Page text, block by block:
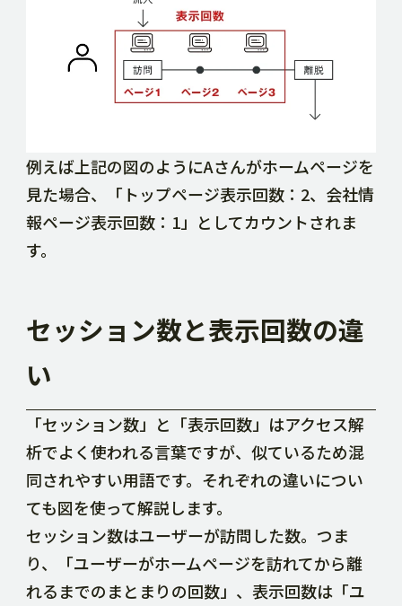
例えば上記の図のようにAさんがホームページを
見た場合、「トップページ表示回数：2、会社情
報ページ表示回数：1」としてカウントされま
す。
セッション数と表示回数の違
い
「セッション数」と「表示回数」はアクセス解
析でよく使われる言葉ですが、似ているため混
同されやすい用語です。それぞれの違いについ
ても図を使って解説します。
セッション数はユーザーが訪問した数。つま
り、「ユーザーがホームページを訪れてから離
れるまでのまとまりの回数」、表示回数は「ユ